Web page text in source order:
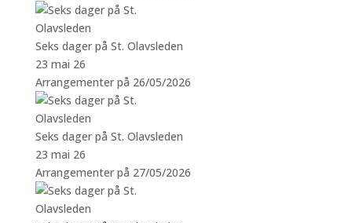
Seks dager på St. Olavsleden
23 mai 26
Arrangementer på 26/05/2026
Seks dager på St. Olavsleden
23 mai 26
Arrangementer på 27/05/2026